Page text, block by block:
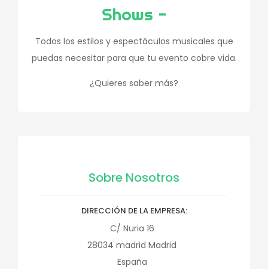
Shows -
Todos los estilos y espectáculos musicales que
puedas necesitar para que tu evento cobre vida.
¿Quieres saber más?
Sobre Nosotros
DIRECCIÓN DE LA EMPRESA
C/ Nuria 16
28034 madrid Madrid
España